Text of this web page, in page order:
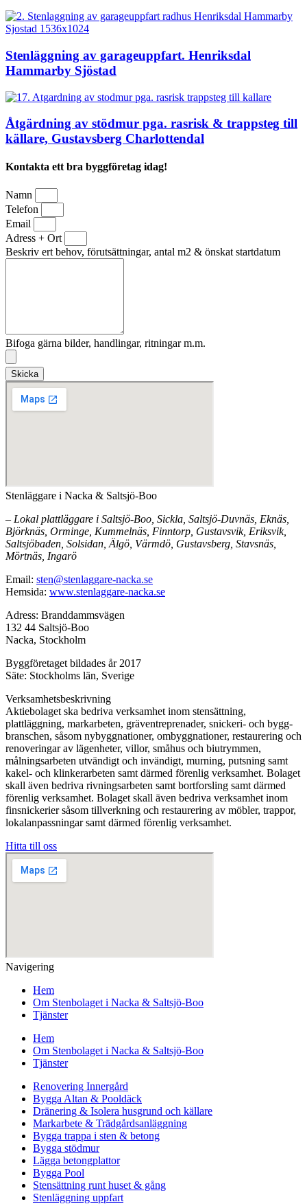
Stenläggning av garageuppfart. Henriksdal
Hammarby Sjöstad
Åtgärdning av stödmur pga. rasrisk & trappsteg till
källare, Gustavsberg Charlottendal
Kontakta ett bra byggföretag idag!
Namn
Telefon
Email
Adress + Ort
Beskriv ert behov, förutsättningar, antal m2 & önskat startdatum
Bifoga gärna bilder, handlingar, ritningar m.m.
Skicka
Stenläggare i Nacka & Saltsjö-Boo
– Lokal plattläggare i Saltsjö-Boo, Sickla, Saltsjö-Duvnäs, Eknäs,
Björknäs, Orminge, Kummelnäs, Finntorp, Gustavsvik, Eriksvik,
Saltsjöbaden, Solsidan, Älgö, Värmdö, Gustavsberg, Stavsnäs,
Mörtnäs, Ingarö
Email: sten@stenlaggare-nacka.se
Hemsida: www.stenlaggare-nacka.se
Adress: Branddammsvägen
132 44 Saltsjö-Boo
Nacka, Stockholm
Byggföretaget bildades år 2017
Säte: Stockholms län, Sverige
Verksamhetsbeskrivning
Aktiebolaget ska bedriva verksamhet inom stensättning,
plattläggning, markarbeten, gräventreprenader, snickeri- och bygg-
branschen, såsom nybyggnationer, ombyggnationer, restaurering och
renoveringar av lägenheter, villor, småhus och biutrymmen,
målningsarbeten utvändigt och invändigt, murning, putsning samt
kakel- och klinkerarbeten samt därmed förenlig verksamhet. Bolaget
skall även bedriva rivningsarbeten samt bortforsling samt därmed
förenlig verksamhet. Bolaget skall även bedriva verksamhet inom
finsnickerier såsom tillverkning och restaurering av möbler, trappor,
lokalanpassningar samt därmed förenlig verksamhet.
Hitta till oss
Navigering
Hem
Om Stenbolaget i Nacka & Saltsjö-Boo
Tjänster
Hem
Om Stenbolaget i Nacka & Saltsjö-Boo
Tjänster
Renovering Innergård
Bygga Altan & Pooldäck
Dränering & Isolera husgrund och källare
Markarbete & Trädgårdsanläggning
Bygga trappa i sten & betong
Bygga stödmur
Lägga betongplattor
Bygga Pool
Stensättning runt huset & gång
Stenläggning uppfart